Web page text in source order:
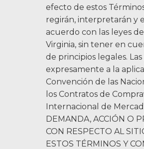
efecto de estos
regirán, interpretarán y
acuerdo con las leyes
Virginia, sin tener en
de principios legales.
expresamente a la
Convención de las
los Contratos de
Internacional de
DEMANDA, ACCIÓN O
CON RESPECTO AL
ESTOS TÉRMINOS Y